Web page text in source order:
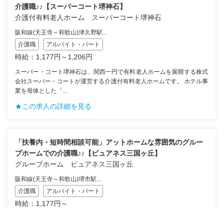
介護職♪♪【スーパーコート堺神石】
介護付有料老人ホーム スーパーコート堺神石
阪和線(天王寺～和歌山)津久野駅...
介護職
アルバイト・パート
時給：1,177円～1,206円
スーパー・コート堺神石は、関西一円で有料老人ホームを展開する株式
会社スーパー・コートが運営する介護付有料老人ホームです。 ホテル事
業を母体とした「...
★この求人の詳細を見る
「扶養内・短時間相談可能」アットホームな雰囲気のグルー
プホームでの介護職♪♪【ピュアネス三国ヶ丘】
グループホーム ピュアネス三国ヶ丘
阪和線(天王寺～和歌山)堺市駅...
介護職
アルバイト・パート
時給：1,177円～